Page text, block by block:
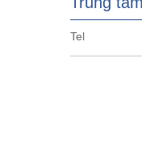
Tel